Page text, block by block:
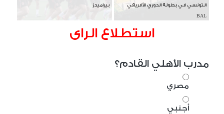
التونسي في بطولة الدوري الأفريقي
BAL
بيراميدز
استطلاع الراى
مدرب الأهلي القادم؟
مصري
أجنبي